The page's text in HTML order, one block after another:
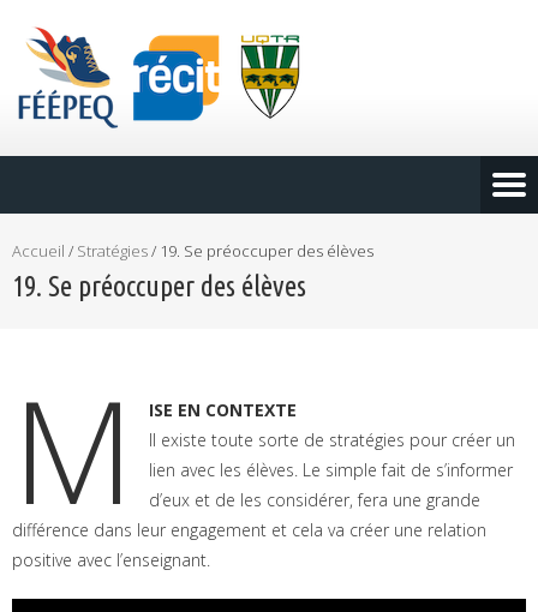
Accueil / Stratégies/ 19. Se préoccuper des élèves
19. Se préoccuper des élèves
M
ISE EN CONTEXTE
Il existe toute sorte de stratégies pour créer un
lien avec les élèves. Le simple fait de s’informer
d’eux et de les considérer, fera une grande
différence dans leur engagement et cela va créer une relation
positive avec l’enseignant.